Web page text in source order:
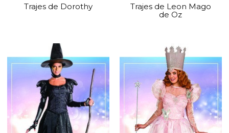
Trajes de Dorothy
Trajes de Leon Mago
de Oz